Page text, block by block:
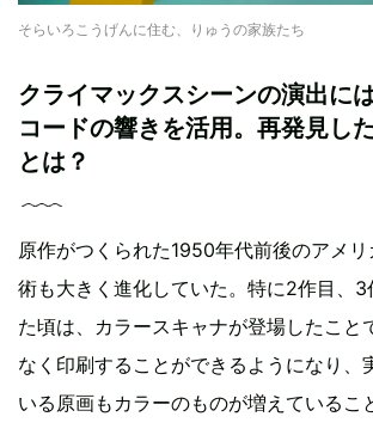
そらいろこうげんに住む、りゅうの家族たち
クライマックスシーンの演出に
コードの響きを活用。再発見し
とは？
原作がつくられた1950年代前後のアメ
術も大きく進化していた。特に2作目、
た頃は、カラースキャナが登場したこと
なく印刷することができるようになり、
いる原画もカラーのものが増えているこ